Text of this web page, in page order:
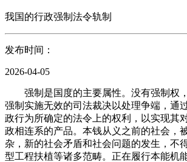
我国的行政强制法令轨制
发布时间：
2026-04-05
强制是国度的主要属性。没有强制权，
强制实施无效的司法裁决以处理争端，通
政行为所确定的法令上的权利，以实现其
政相连系的产品。本钱从义之前的社会，
杂，新的社会矛盾和社会问题的发生，不
型工程扶植等诸多范畴。正在履行本能机